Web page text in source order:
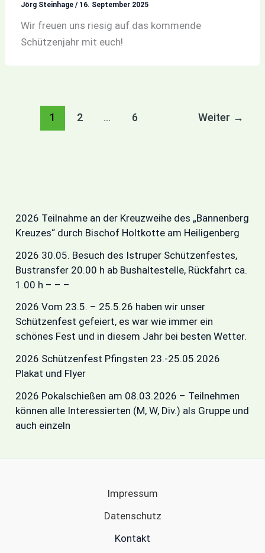
Jörg Steinhage / 16. September 2025
Wir freuen uns riesig auf das kommende
Schützenjahr mit euch!
1 2 … 6 Weiter →
2026 Teilnahme an der Kreuzweihe des „Bannenberg
Kreuzes“ durch Bischof Holtkotte am Heiligenberg
2026 30.05. Besuch des Istruper Schützenfestes,
Bustransfer 20.00 h ab Bushaltestelle, Rückfahrt ca.
1.00 h – – –
2026 Vom 23.5. – 25.5.26 haben wir unser
Schützenfest gefeiert, es war wie immer ein
schönes Fest und in diesem Jahr bei besten Wetter.
2026 Schützenfest Pfingsten 23.-25.05.2026
Plakat und Flyer
2026 Pokalschießen am 08.03.2026 – Teilnehmen
können alle Interessierten (M, W, Div.) als Gruppe und
auch einzeln
Impressum
Datenschutz
Kontakt